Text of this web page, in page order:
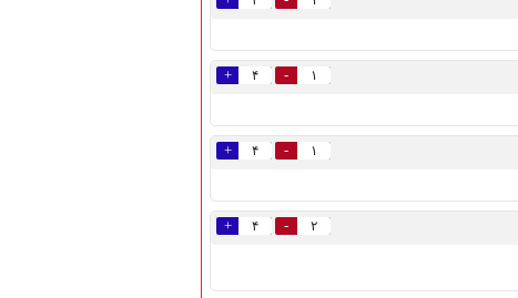
۴ + ۱ -
۴ + ۱ -
۴ + ۲ -